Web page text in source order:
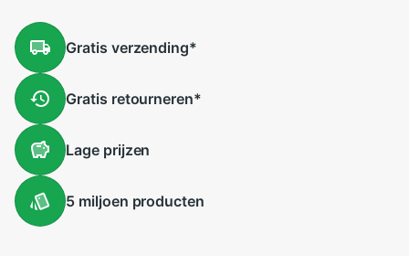
Gratis verzending*
Gratis retourneren*
Lageprijzen
5 miljoen producten